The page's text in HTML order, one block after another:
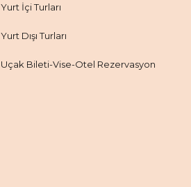
Yurt İçi Turları
Yurt Dışı Turları
Uçak Bileti-Vise-Otel Rezervasyon